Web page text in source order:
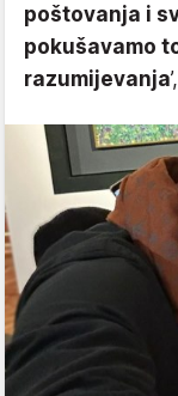
poštovanja i
pokušavamo
razumijevanja